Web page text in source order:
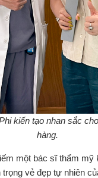
kiến tạo nhan sắc
hàng.
một bác sĩ thẩm mỹ
vẻ đẹp tự nhiên